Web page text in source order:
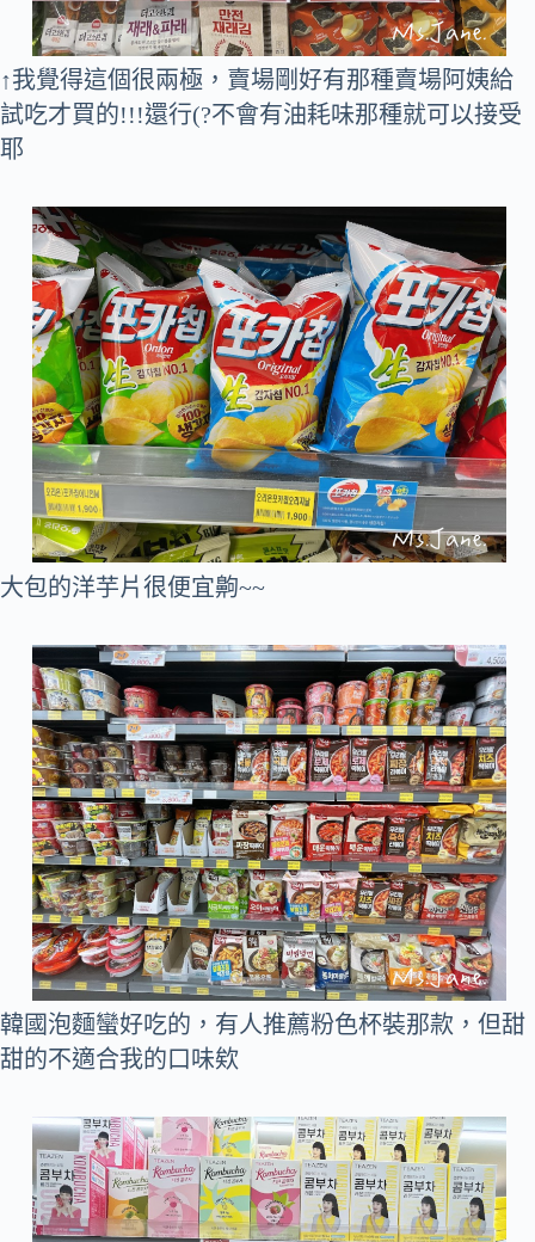
↑我覺得這個很兩極，賣場剛好有那種賣場阿姨給
試吃才買的!!!還行(?不會有油耗味那種就可以接受
耶
大包的洋芋片很便宜齁~~
韓國泡麵蠻好吃的，有人推薦粉色杯裝那款，但甜
甜的不適合我的口味欸